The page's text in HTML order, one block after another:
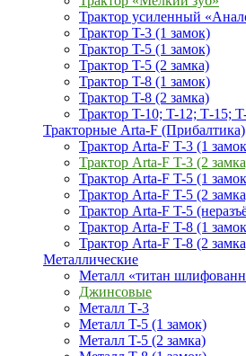
Трактор усиленный
Трактор T-3 (1 замок)
Трактор T-5 (1 замок)
Трактор T-5 (2 замка)
Трактор T-8 (1 замок)
Трактор T-8 (2 замка)
Трактор T-10; T-12; Т-15;
Тракторные Arta-F (Прибалтика)
Трактор Arta-F T-3 (1
Трактор Arta-F T-3 (2
Трактор Arta-F T-5 (1
Трактор Arta-F T-5 (2
Трактор Arta-F T-5
Трактор Arta-F T-8 (1
Трактор Arta-F T-8 (2
Металлические
Металл «титан
Джинсовые
Металл Т-3
Металл T-5 (1 замок)
Металл T-5 (2 замка)